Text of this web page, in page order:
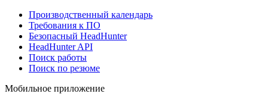
Производственный календарь
Требования к ПО
Безопасный HeadHunter
HeadHunter API
Поиск работы
Поиск по резюме
Мобильное приложение